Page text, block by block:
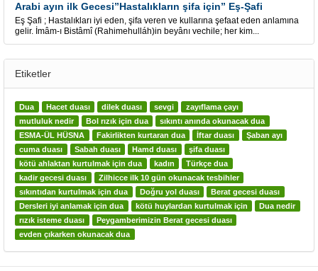
Arabi ayın ilk Gecesi”Hastalıkların şifa için” Eş-Şafi
Eş Şafi ; Hastalıkları iyi eden, şifa veren ve kullarına şefaat eden anlamına
gelir. İmâm-ı Bistâmî (Rahimehulláh)in beyânı vechile; her kim...
Etiketler
Dua Hacet duası dilek duası sevgi
zayıflama çayı
mutluluk nedir
Bol rızık için dua
sıkıntı anında okunacak dua
ESMA-ÜL HÜSNA
Fakirlikten kurtaran dua İftar duası
Şaban ayı
cuma duası
Sabah duası Hamd duası
şifa duası
kötü ahlaktan kurtulmak için dua
kadın
Türkçe dua
kadir gecesi duası
Zilhicce ilk 10 gün okunacak tesbihler
sıkıntıdan kurtulmak için dua
Doğru yol duası
Berat gecesi duası
Dersleri iyi anlamak için dua
kötü huylardan kurtulmak için
Dua nedir
rızık isteme duası
Peygamberimizin Berat gecesi duası
evden çıkarken okunacak dua